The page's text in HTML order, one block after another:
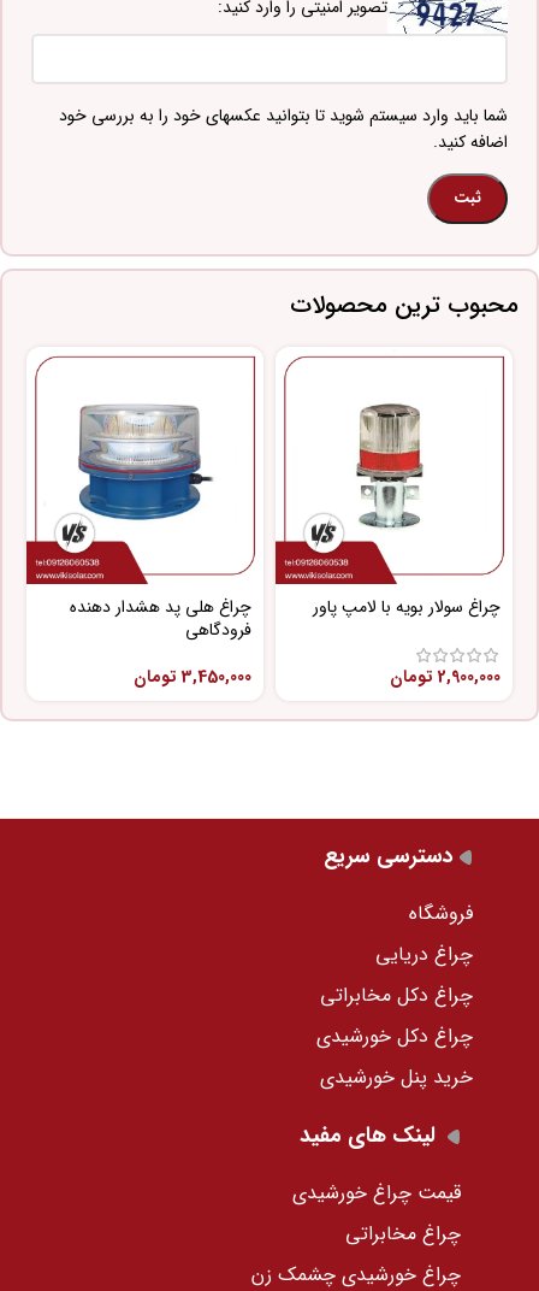
تصویر امنیتی را وارد کنید:
شما باید وارد سیستم شوید تا بتوانید عکسهای خود را به بررسی خود
اضافه کنید.
محبوب ترین محصولات
چراغ سولار بویه با لامپ پاور
2,900,000 تومان
چراغ هلی پد هشدار دهنده
فرودگاهی
3,450,000 تومان
دسترسی سریع
فروشگاه
چراغ دریایی
چراغ دکل مخابراتی
چراغ دکل خورشیدی
خرید پنل خورشیدی
لینک های مفید
قیمت چراغ خورشیدی
چراغ مخابراتی
چراغ خورشیدی چشمک زن